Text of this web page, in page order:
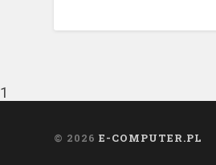
1
© 2026E-COMPUTER.PL